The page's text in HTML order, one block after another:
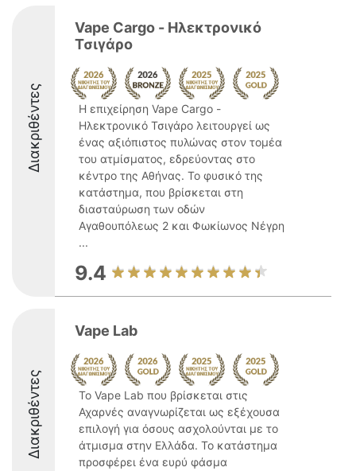
Διακριθέντες
Vape Cargo - Ηλεκτρονικό
Τσιγάρο
Η επιχείρηση Vape Cargo -
Ηλεκτρονικό Τσιγάρο λειτουργεί ως
ένας αξιόπιστος πυλώνας στον τομέα
του ατμίσματος, εδρεύοντας στο
κέντρο της Αθήνας. Το φυσικό της
κατάστημα, που βρίσκεται στη
διασταύρωση των οδών
Αγαθουπόλεως 2 και Φωκίωνος Νέγρη
...
9.4
Διακριθέντες
Vape Lab
Το Vape Lab που βρίσκεται στις
Αχαρνές αναγνωρίζεται ως εξέχουσα
επιλογή για όσους ασχολούνται με το
άτμισμα στην Ελλάδα. Το κατάστημα
προσφέρει ένα ευρύ φάσμα